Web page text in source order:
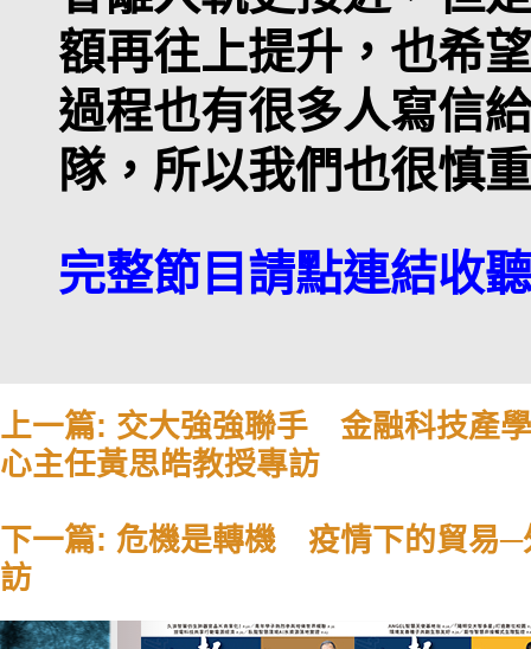
額再往上提升，也希
過程也有很多人寫信
隊，所以我們也很慎
完整節目請點連結收聽
上一篇: 交大強強聯手 金融科技產
心主任黃思皓教授專訪
下一篇: 危機是轉機 疫情下的貿易─
訪
Previous